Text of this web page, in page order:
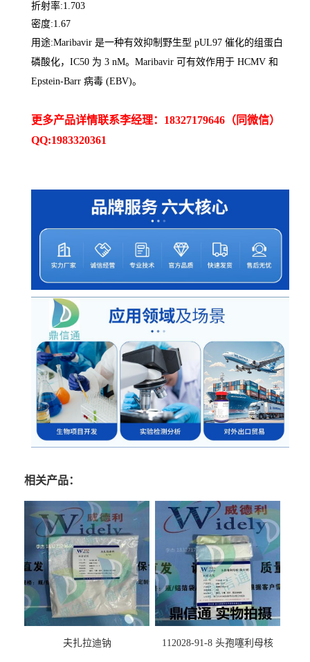
折射率:1.703
密度:1.67
用途:Maribavir 是一种有效抑制野生型 pUL97 催化的组蛋白
磷酸化，IC50 为 3 nM。Maribavir 可有效作用于 HCMV 和
Epstein-Barr 病毒 (EBV)。
更多产品详情联系李经理：18327179646（同微信）
QQ:1983320361
相关产品：
夫扎拉迪钠
112028-91-8 头孢噻利母核